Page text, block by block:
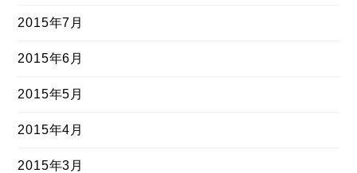
2015年7月
2015年6月
2015年5月
2015年4月
2015年3月